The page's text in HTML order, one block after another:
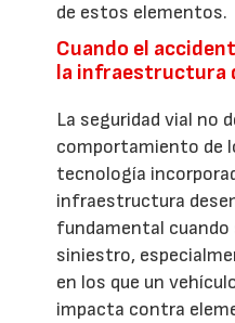
de estos elementos.
Cuando el
la infraestructura
La seguridad vial no
comportamiento de
tecnología
infraestructura
fundamental cuando
siniestro,
en los que un
impacta contra